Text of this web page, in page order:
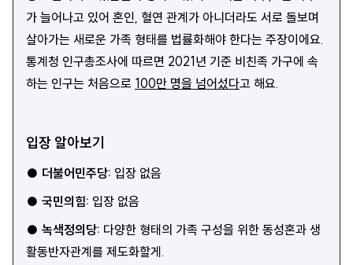
가 늘어나고 있어 혼인, 혈연 관계가 아니더라도 서로 돌보며
살아가는 새로운 가족 형태를 법률화해야 한다는 주장이에요.
통계청 인구총조사에 따르면 2021년 기준 비친족 가구에 속
하는 인구는 처음으로 100만 명을 넘어섰다고 해요.
입장 알아보기
● 더불어민주당: 입장 없음
● 국민의힘: 입장 없음
● 녹색정의당: 다양한 형태의 가족 구성을 위한 동성혼과 생
활동반자관계를 제도화할게.